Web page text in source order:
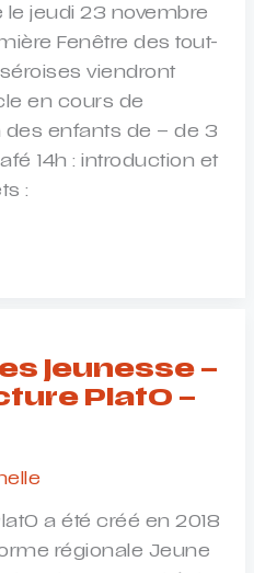
le jeudi 23 novembre
Fenêtre des tout-
viendront
en cours de
des enfants de – de 3
14h : introduction et
:
jeunesse –
PlatO –
a été créé en 2018
régionale Jeune